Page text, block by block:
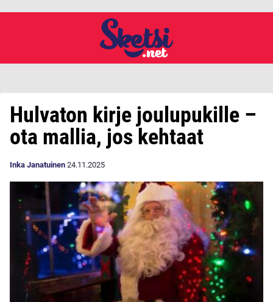
Hulvaton kirje joulupukille –
ota mallia, jos kehtaat
Inka Janatuinen 24.11.2025